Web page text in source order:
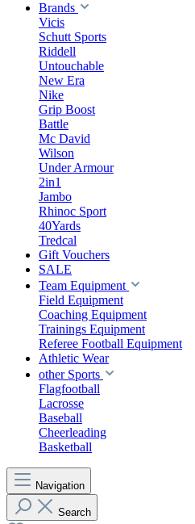
Brands
Vicis
Schutt Sports
Riddell
Untouchable
New Era
Nike
Grip Boost
Battle
Mc David
Wilson
Under Armour
2in1
Jambo
Rhinoc Sport
40Yards
Tredcal
Gift Vouchers
SALE
Team Equipment
Field Equipment
Coaching Equipment
Trainings Equipment
Referee Football Equipment
Athletic Wear
other Sports
Flagfootball
Lacrosse
Baseball
Cheerleading
Basketball
Navigation
Search